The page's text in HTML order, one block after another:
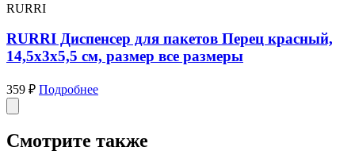
RURRI
RURRI Диспенсер для пакетов Перец красный,
14,5x3x5,5 см, размер все размеры
359 ₽ Подробнее
Смотрите также